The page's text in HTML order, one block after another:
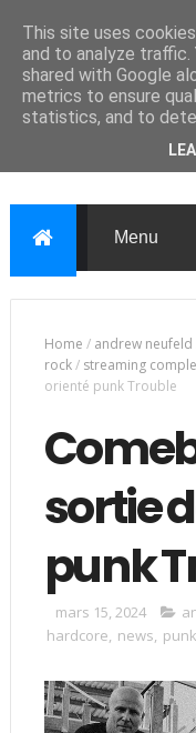
Home / andrew neufeld
rock/ streaming
orienté punk Trouble
sortie
punk
mars 15, 2024
hardcore, news,
This site uses
and to analyze traffic.
shared with Google
metrics to ensure
statistics, and to